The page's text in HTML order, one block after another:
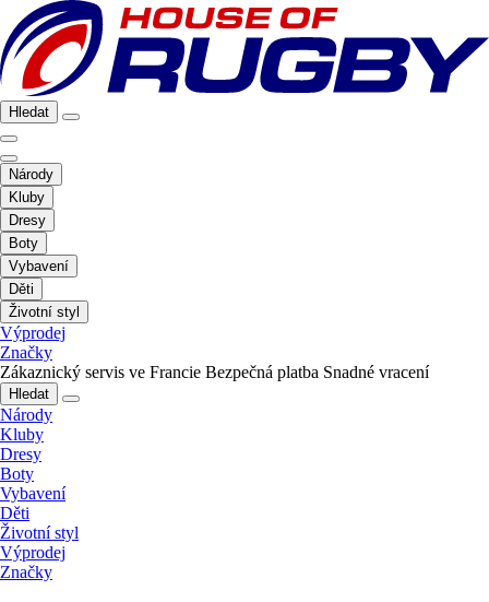
Hledat
Národy
Kluby
Dresy
Boty
Vybavení
Děti
Životní styl
Výprodej
Značky
Zákaznický servis ve Francie Bezpečná platba Snadné vracení
Hledat
Národy
Kluby
Dresy
Boty
Vybavení
Děti
Životní styl
Výprodej
Značky